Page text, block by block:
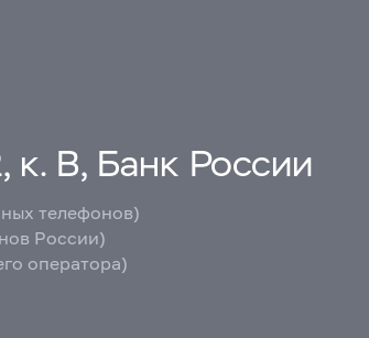
к. В, Банк России
телефонов)
России)
оператора)